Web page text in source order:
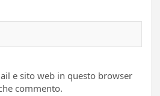
e sito web in questo browser
commento.